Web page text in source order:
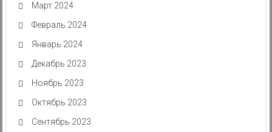
Март 2024
Февраль 2024
Январь 2024
Декабрь 2023
Ноябрь 2023
Октябрь 2023
Сентябрь 2023